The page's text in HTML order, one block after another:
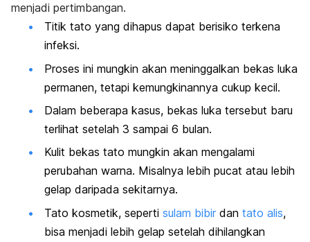
menjadi pertimbangan.
Titik tato yang dihapus dapat berisiko terkena
infeksi.
Proses ini mungkin akan meninggalkan bekas luka
permanen, tetapi kemungkinannya cukup kecil.
Dalam beberapa kasus, bekas luka tersebut baru
terlihat setelah 3 sampai 6 bulan.
Kulit bekas tato mungkin akan mengalami
perubahan warna. Misalnya lebih pucat atau lebih
gelap daripada sekitarnya.
Tato kosmetik, seperti sulam bibir dan tato alis,
bisa menjadi lebih gelap setelah dihilangkan